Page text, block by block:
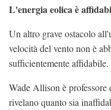
L'energia eolica è
Un altro grave ostacolo
velocità del vento non è
sufficientemente affidabile.
Wade Allison è
rivelano quanto sia